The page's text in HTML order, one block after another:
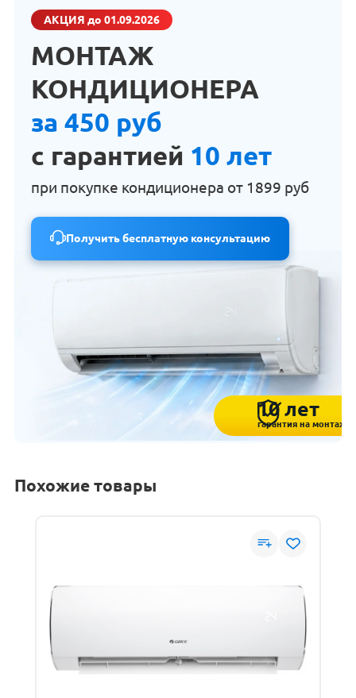
АКЦИЯ до 01.09.2026
МОНТАЖ
КОНДИЦИОНЕРА
за 450 руб
с гарантией 10 лет
при покупке кондиционера от 1899 руб
Получить бесплатную консультацию
10 лет
гарантия на монтаж
Похожие товары